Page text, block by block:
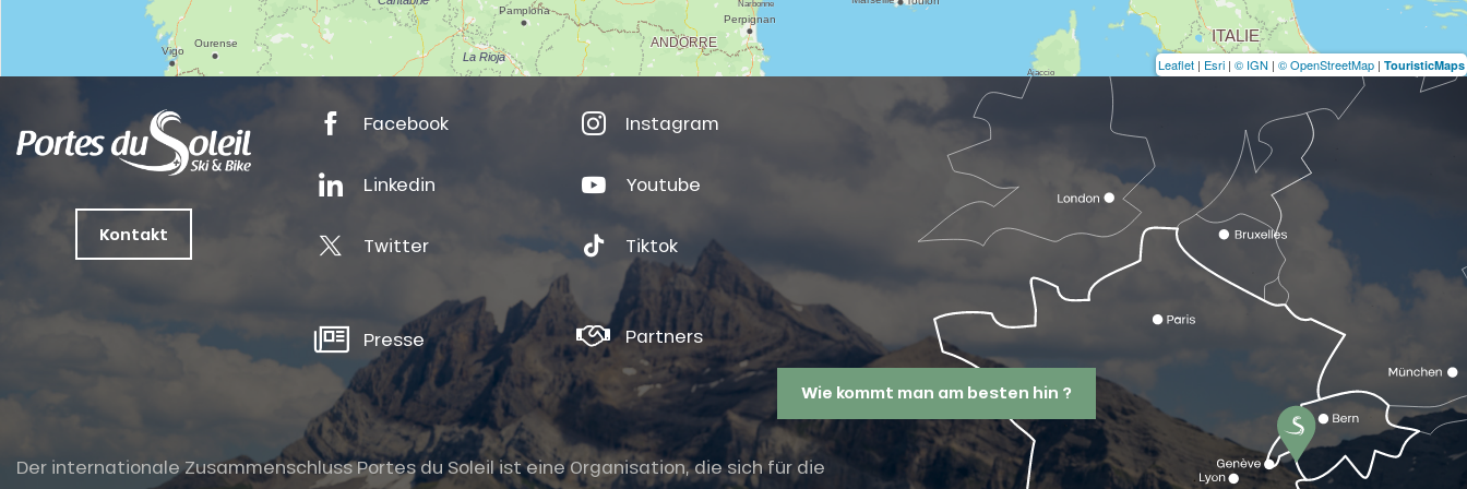
Leaflet | Esri | © IGN | © OpenStreetMap | TouristicMaps
Kontakt
Facebook Instagram
Linkedin Youtube
Twitter Tiktok
Presse Partners
Der internationale Zusammenschluss Portes du Soleil ist eine Organisation, die sich für die
Wie kommt man am besten hin ?